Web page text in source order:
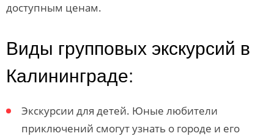
доступным ценам.
Виды групповых экскурсий в
Калининграде:
Экскурсии для детей. Юные любители
приключений смогут узнать о городе и его